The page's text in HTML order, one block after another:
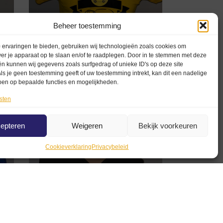
Beheer toestemming
ervaringen te bieden, gebruiken wij technologieën zoals cookies om
je apparaat op te slaan en/of te raadplegen. Door in te stemmen met deze
kunnen wij gegevens zoals surfgedrag of unieke ID's op deze site
je geen toestemming geeft of uw toestemming intrekt, kan dit een nadelige
op bepaalde functies en mogelijkheden.
Weigeren Bekijk voorkeuren
Cookieverklaring Privacybeleid
Geel Kinder T-shirt Fiat 500
€ 22,50 €15,00